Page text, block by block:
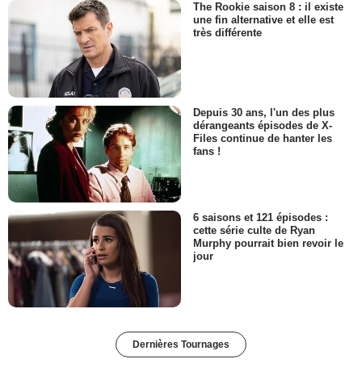
The Rookie saison 8 : il existe
une fin alternative et elle est
très différente
Depuis 30 ans, l'un des plus
dérangeants épisodes de X-
Files continue de hanter les
fans !
6 saisons et 121 épisodes :
cette série culte de Ryan
Murphy pourrait bien revoir le
jour
Dernières Tournages